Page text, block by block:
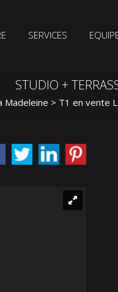
SERVICES
STUDIO +
Madeleine > T1 en vente